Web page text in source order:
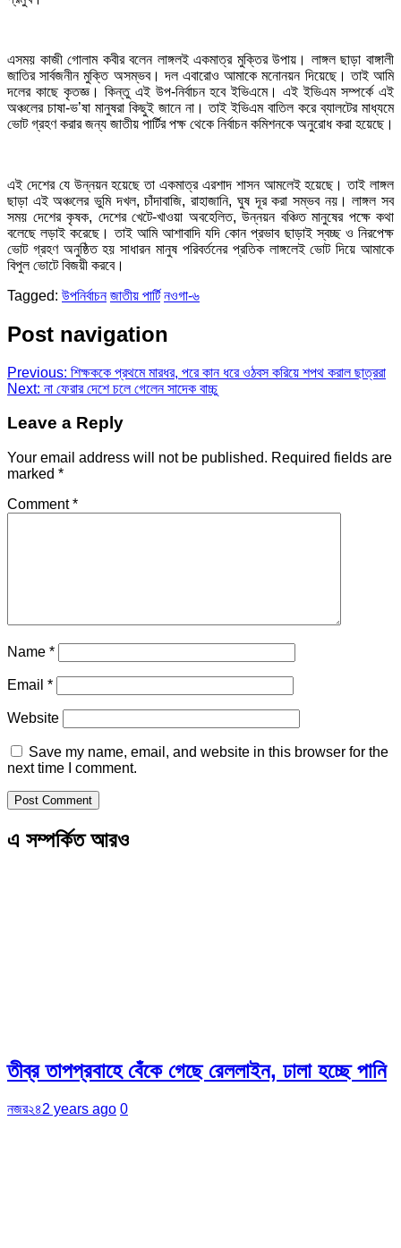
এসময় কাজী গোলাম কবীর বলেন লাঙ্গলই একমাত্র মুক্তির উপায়। লাঙ্গল ছাড়া বাঙ্গালী
জাতির সার্বজনীন মুক্তি অসম্ভব। দল এবারোও আমাকে মনোনয়ন দিয়েছে। তাই আমি
দলের কাছে কৃতজ্ঞ। কিন্তু এই উপ-নির্বাচন হবে ইভিএমে। এই ইভিএম সম্পর্কে এই
অঞ্চলের চাষা-ভ’ষা মানুষরা কিছুই জানে না। তাই ইভিএম বাতিল করে ব্যালটের মাধ্যমে
ভোট গ্রহণ করার জন্য জাতীয় পার্টির পক্ষ থেকে নির্বাচন কমিশনকে অনুরোধ করা হয়েছে।
এই দেশের যে উন্নয়ন হয়েছে তা একমাত্র এরশাদ শাসন আমলেই হয়েছে। তাই লাঙ্গল
ছাড়া এই অঞ্চলের ভুমি দখল, চাঁদাবাজি, রাহাজানি, ঘুষ দূর করা সম্ভব নয়। লাঙ্গল সব
সময় দেশের কৃষক, দেশের খেটে-খাওয়া অবহেলিত, উন্নয়ন বঞ্চিত মানুষের পক্ষে কথা
বলেছে লড়াই করেছে। তাই আমি আশাবাদি যদি কোন প্রভাব ছাড়াই স্বচ্ছ ও নিরপেক্ষ
ভোট গ্রহণ অনুষ্ঠিত হয় সাধারন মানুষ পরিবর্তনের প্রতিক লাঙ্গলেই ভোট দিয়ে আমাকে
বিপুল ভোটে বিজয়ী করবে।
Tagged: উপনির্বাচন জাতীয় পার্টি নওগা-৬
Post navigation
Previous: শিক্ষককে প্রথমে মারধর, পরে কান ধরে ওঠবস করিয়ে শপথ করাল ছাত্ররা
Next: না ফেরার দেশে চলে গেলেন সাদেক বাচ্চু
Leave a Reply
Your email address will not be published. Required fields are
marked *
Comment*
Name *
Email *
Website
Save my name, email, and website in this browser for the
next time I comment.
এ সম্পর্কিত আরও
তীব্র তাপপ্রবাহে বেঁকে গেছে রেললাইন, ঢালা হচ্ছে পানি
নজর২৪2 years ago 0